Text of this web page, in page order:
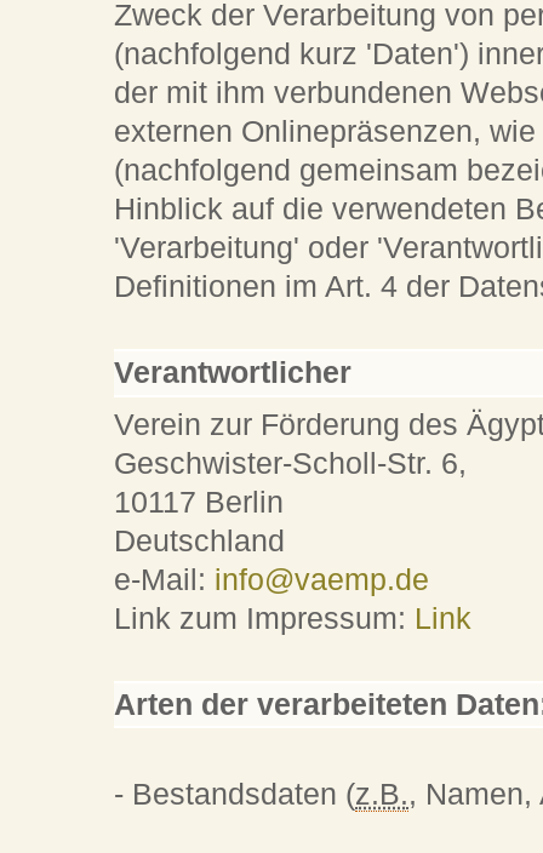
Zweck der Verarbeitung von
(nachfolgend kurz 'Daten')
der mit ihm verbundenen
externen Onlinepräsenzen,
(nachfolgend gemeinsam
Hinblick auf die verwendeten
'Verarbeitung' oder
Definitionen im Art. 4 der
Verantwortlicher
Verein zur Förderung des
Geschwister-Scholl-Str. 6,
10117 Berlin
Deutschland
e-Mail: info@vaemp.de
Link zum Impressum: Link
Arten der verarbeiteten
- Bestandsdaten (z.B., Namen,